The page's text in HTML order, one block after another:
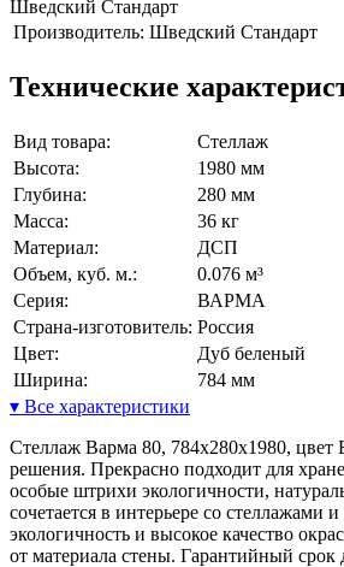
Шведский Стандарт
Производитель: Шведский Стандарт
Технические
Вид товара:
Стеллаж
Высота:
1980 мм
Глубина:
280 мм
Масса:
36 кг
Материал:
ДСП
Объем, куб. м.:
0.076 м³
Серия:
ВАРМА
Страна-изготовитель: Россия
Цвет:
Дуб беленый
Ширина:
784 мм
▾ Все характеристики
Стеллаж Варма 80, 784х280х1980, цвет
решения. Прекрасно подходит для
особые штрихи экологичности,
сочетается в интерьере со
экологичность и высокое качество
от материала стены. Гарантийный